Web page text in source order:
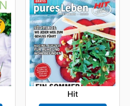
Hit